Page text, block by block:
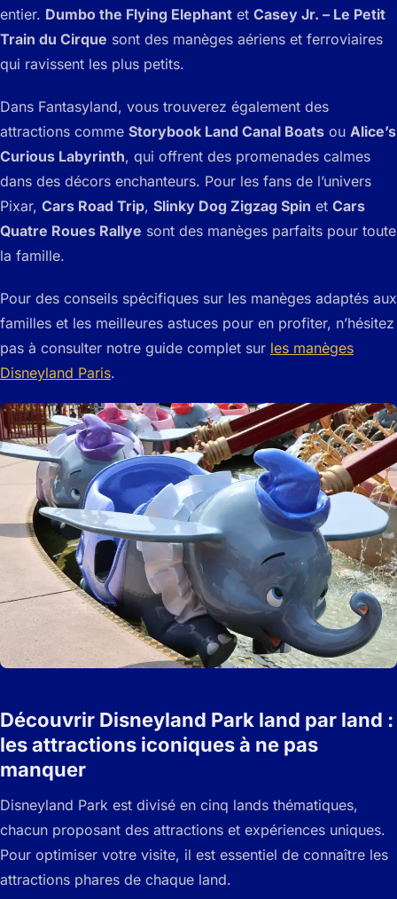
entier. Dumbo the Flying Elephant et Casey Jr. – Le Petit
Train du Cirque sont des manèges aériens et ferroviaires
qui ravissent les plus petits.
Dans Fantasyland, vous trouverez également des
attractions comme Storybook Land Canal Boats ou Alice’s
Curious Labyrinth, qui offrent des promenades calmes
dans des décors enchanteurs. Pour les fans de l’univers
Pixar, Cars Road Trip, Slinky Dog Zigzag Spin et Cars
Quatre Roues Rallye sont des manèges parfaits pour toute
la famille.
Pour des conseils spécifiques sur les manèges adaptés aux
familles et les meilleures astuces pour en profiter, n’hésitez
pas à consulter notre guide complet sur les manèges
Disneyland Paris.
Découvrir Disneyland Park land par land :
les attractions iconiques à ne pas
manquer
Disneyland Park est divisé en cinq lands thématiques,
chacun proposant des attractions et expériences uniques.
Pour optimiser votre visite, il est essentiel de connaître les
attractions phares de chaque land.